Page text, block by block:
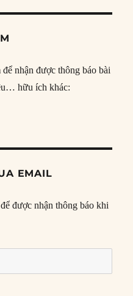
nhận được thông báo bài
hữu ích khác:
EMAIL
được nhận thông báo khi